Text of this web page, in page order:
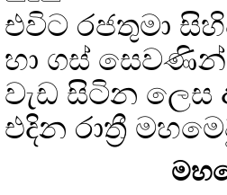
එවිට රජතුමා
හා ගස්
වැඩ සිටින ලෙස
එදින රාත්‍රී